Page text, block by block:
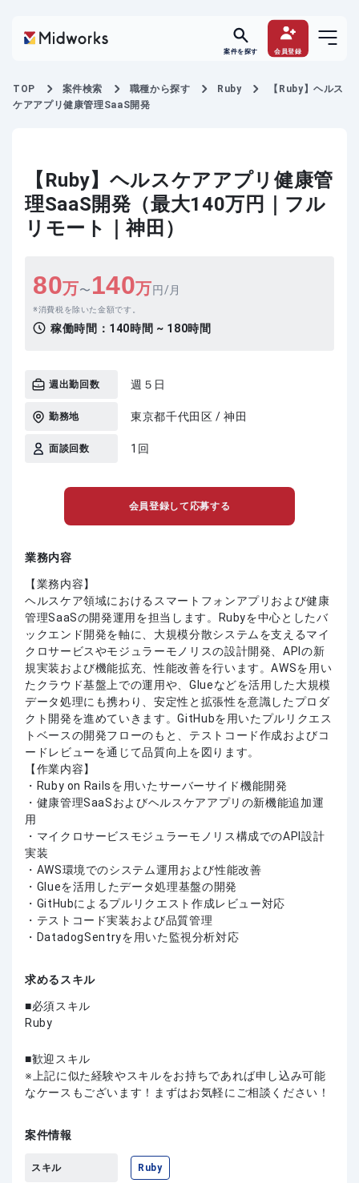
案件を探す 会員登録
TOP 案件検索 職種から探す Ruby
【Ruby】ヘルス
ケアアプリ健康管理SaaS開発
【Ruby】ヘルスケアアプリ健康管
理SaaS開発（最大140万円｜フル
リモート｜神田）
80万〜 140万円/月
消費税を除いた金額です。
稼働時間： 140時間 ~ 180時間
週出勤回数 週５日
勤務地 東京都千代田区 / 神田
面談回数 1回
会員登録して応募する
業務内容
【業務内容】
ヘルスケア領域におけるスマートフォンアプリおよび健康
管理SaaSの開発運用を担当します。Rubyを中心としたバ
ックエンド開発を軸に、大規模分散システムを支えるマイ
クロサービスやモジュラーモノリスの設計開発、APIの新
規実装および機能拡充、性能改善を行います。AWSを用い
たクラウド基盤上での運用や、Glueなどを活用した大規模
データ処理にも携わり、安定性と拡張性を意識したプロダ
クト開発を進めていきます。GitHubを用いたプルリクエス
トベースの開発フローのもと、テストコード作成およびコ
ードレビューを通じて品質向上を図ります。
【作業内容】
・Ruby on Railsを用いたサーバーサイド機能開発
・健康管理SaaSおよびヘルスケアアプリの新機能追加運
用
・マイクロサービスモジュラーモノリス構成でのAPI設計
実装
・AWS環境でのシステム運用および性能改善
・Glueを活用したデータ処理基盤の開発
・GitHubによるプルリクエスト作成レビュー対応
・テストコード実装および品質管理
・DatadogSentryを用いた監視分析対応
求めるスキル
必須スキル
Ruby
歓迎スキル
上記に似た経験やスキルをお持ちであれば申し込み可能
なケースもございます！まずはお気軽にご相談ください！
案件情報
スキル Ruby